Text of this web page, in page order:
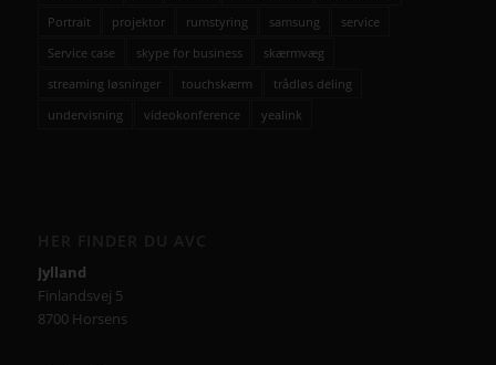
Portrait
projektor rumstyring samsung
service
Service case
skype for business
skærmvæg
streaming løsninger
touchskærm
trådløs deling
undervisning
videokonference yealink
Jylland
Finlandsvej 5
8700 Horsens